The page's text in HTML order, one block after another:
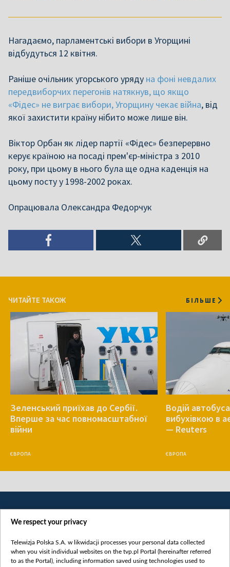
Нагадаємо, парламентські вибори в Угорщині
відбудуться 12 квітня.
Раніше очільник угорського уряду на фоні невдалих
передвиборчих перегонів натякнув, що якщо
«Фідес» не виграє вибори, Угорщину чекає війна, від
якої захистити країну нібито може лише він.
Віктор Орбан як лідер партії «Фідес» безперервно
керує країною на посаді прем'єр-міністра з 2010
року, при цьому в нього була ще одна каденція на
цьому посту у 1998-2002 роках.
Опрацювала Олександра Федорчук
ЧИТАЙТЕ ТАКОЖ БІЛЬШЕ
Зеленський приїхав до Сербії.
Вперше за час повномасштабної
війни
ЄВРОПА
Водій
вибухівкою в
— Reuters
ЄВРОПА
We respect your privacy
Telewizja Polska S.A. w likwidacji processes your personal data collected
when you visit individual websites on the tvp.pl Portal (hereinafter referred
to as the Portal), including information saved using technologies used to